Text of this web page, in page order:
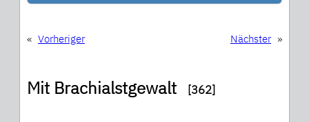
« Vorheriger Nächster »
Mit Brachialstgewalt [362]